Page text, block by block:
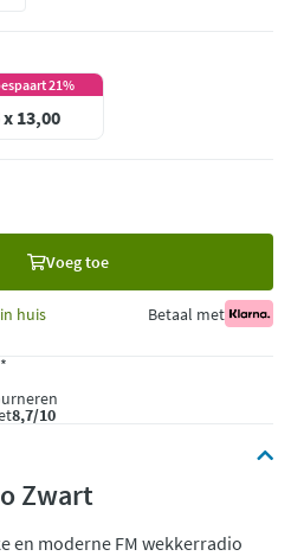
21%
x 13,00
Voeg toe
huis Betaal met
8,7/10
Zwart
en moderne FM wekkerradio